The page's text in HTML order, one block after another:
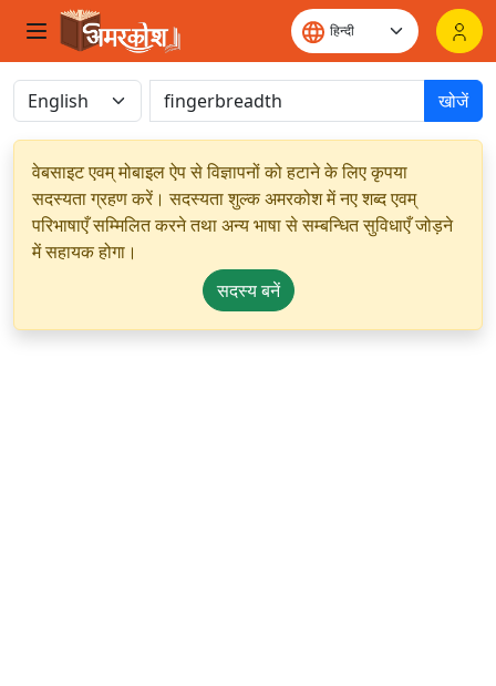
खोजें
वेबसाइट एवम् मोबाइल ऐप से विज्ञापनों को हटाने के लिए कृपया
सदस्यता ग्रहण करें। सदस्यता शुल्क अमरकोश में नए शब्द एवम्
परिभाषाएँ सम्मिलित करने तथा अन्य भाषा से सम्बन्धित सुविधाएँ जोड़ने
में सहायक होगा।
सदस्य बनें